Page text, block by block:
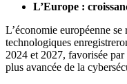
L’Europe :
L’économie européenne se
technologiques
2024 et 2027, favorisée
plus avancée de la